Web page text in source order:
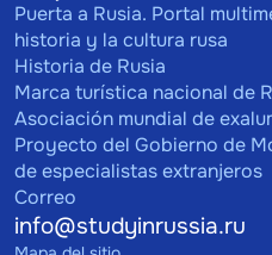
Puerta a Rusia. Portal
historia y la cultura rusa
Historia de Rusia
Marca turística nacional de
Asociación mundial de
Proyecto del Gobierno de
de especialistas extranjeros
Correo
info@studyinrussia.ru